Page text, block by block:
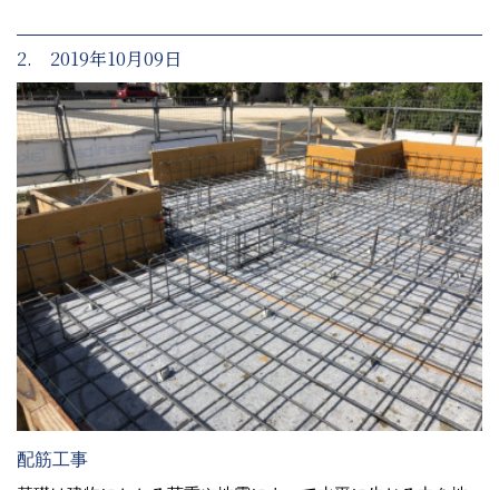
2. 2019年10月09日
配筋工事